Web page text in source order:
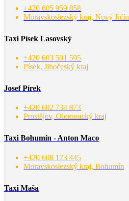
+420 605 959 858
Moravskoslezský kraj, Nový Jičín
Taxi Písek Lasovský
+420 603 501 595
Písek, Jihočeský kraj
Josef Pírek
+420 602 734 873
Prostějov, Olomoucký kraj
Taxi Bohumín - Anton Maco
+420 608 173 445
Moravskoslezský kraj, Bohumín
Taxi Maša